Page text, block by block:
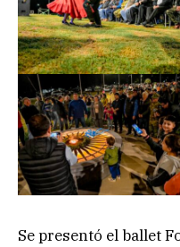
Se presentó el ballet